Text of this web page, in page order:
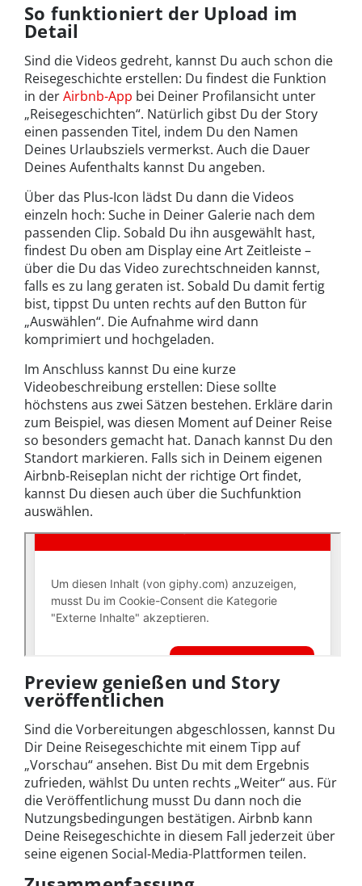
So funktioniert der Upload im
Detail
Sind die Videos gedreht, kannst Du auch schon die
Reisegeschichte erstellen: Du findest die Funktion
in derAirbnb-App bei Deiner Profilansicht unter
„Reisegeschichten“. Natürlich gibst Du der Story
einen passenden Titel, indem Du den Namen
Deines Urlaubsziels vermerkst. Auch die Dauer
Deines Aufenthalts kannst Du angeben.
Über das Plus-Icon lädst Du dann die Videos
einzeln hoch: Suche in Deiner Galerie nach dem
passenden Clip. Sobald Du ihn ausgewählt hast,
findest Du oben am Display eine Art Zeitleiste –
über die Du das Video zurechtschneiden kannst,
falls es zu lang geraten ist. Sobald Du damit fertig
bist, tippst Du unten rechts auf den Button für
„Auswählen“. Die Aufnahme wird dann
komprimiert und hochgeladen.
Im Anschluss kannst Du eine kurze
Videobeschreibung erstellen: Diese sollte
höchstens aus zwei Sätzen bestehen. Erkläre darin
zum Beispiel, was diesen Moment auf Deiner Reise
so besonders gemacht hat. Danach kannst Du den
Standort markieren. Falls sich in Deinem eigenen
Airbnb-Reiseplan nicht der richtige Ort findet,
kannst Du diesen auch über die Suchfunktion
auswählen.
Preview genießen und Story
veröffentlichen
Sind die Vorbereitungen abgeschlossen, kannst Du
Dir Deine Reisegeschichte mit einem Tipp auf
„Vorschau“ ansehen. Bist Du mit dem Ergebnis
zufrieden, wählst Du unten rechts „Weiter“ aus. Für
die Veröffentlichung musst Du dann noch die
Nutzungsbedingungen bestätigen. Airbnb kann
Deine Reisegeschichte in diesem Fall jederzeit über
seine eigenen Social-Media-Plattformen teilen.